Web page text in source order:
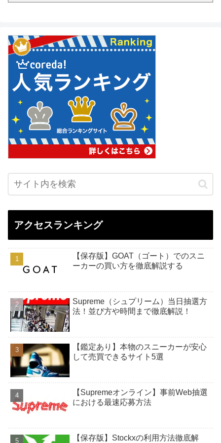
アクセスランキング
【保存版】GOAT（ゴート）でのスニ
ーカーの買い方を徹底解説する
Supreme（シュプリーム）当日抽選方
法！並び方や時間まで徹底解説！
【鑑定あり】本物のスニーカーが安心
して売買できるサイト5選
【Supremeオンライン】事前Web抽選
における最速応募方法
【保存版】Stockxの利用方法徹底解